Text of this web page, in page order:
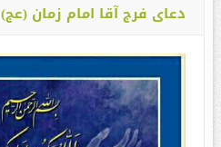
دعای فرج آقا امام زمان (عج)